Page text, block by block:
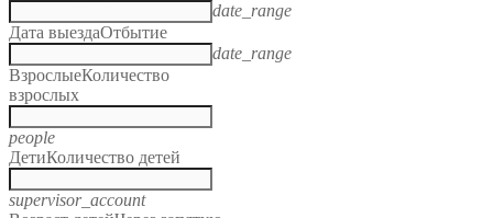
date_range
Дата выездаОтбытие
date_range
ВзрослыеКоличество
взрослых
people
ДетиКоличество детей
supervisor_account